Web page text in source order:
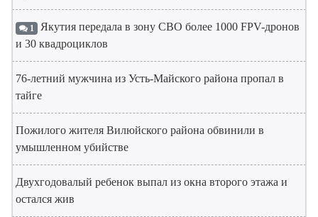
1 Якутия передала в зону СВО более 1000 FPV-дронов
и 30 квадроциклов
76-летний мужчина из Усть-Майского района пропал в
тайге
Пожилого жителя Вилюйского района обвинили в
умышленном убийстве
Двухгодовалый ребенок выпал из окна второго этажа и
остался жив